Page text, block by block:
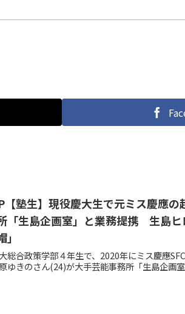
塾生】現役慶大生で元ミス慶應の
「生島企画室」と業務提携 生島ヒ
総合政策学部４年生で、2020年にミス慶應
ゆきのさん(24)が大手芸能事務所「生島企画